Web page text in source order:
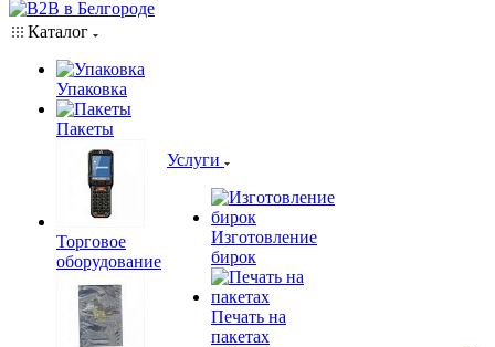
Каталог
Упаковка
Пакеты
Торговое
оборудование
Услуги
Изготовление
бирок
Печать на
пакетах